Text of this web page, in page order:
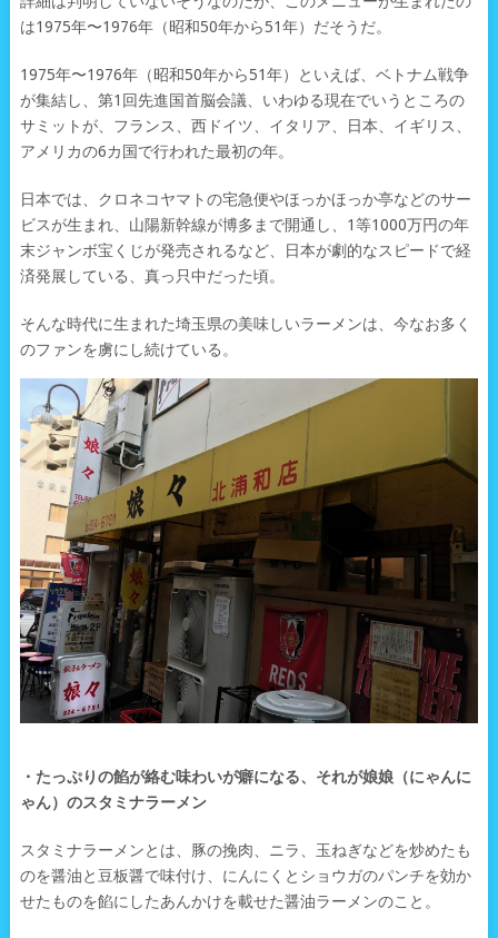
は1975年〜1976年（昭和50年から51年）だそうだ。
1975年〜1976年（昭和50年から51年）といえば、ベトナム戦争
が集結し、第1回先進国首脳会議、いわゆる現在でいうところの
サミットが、フランス、西ドイツ、イタリア、日本、イギリス、
アメリカの6カ国で行われた最初の年。
日本では、クロネコヤマトの宅急便やほっかほっか亭などのサー
ビスが生まれ、山陽新幹線が博多まで開通し、1等1000万円の年
末ジャンボ宝くじが発売されるなど、日本が劇的なスピードで経
済発展している、真っ只中だった頃。
そんな時代に生まれた埼玉県の美味しいラーメンは、今なお多く
のファンを虜にし続けている。
・たっぷりの餡が絡む味わいが癖になる、それが娘娘（にゃんに
ゃん）のスタミナラーメン
スタミナラーメンとは、豚の挽肉、ニラ、玉ねぎなどを炒めたも
のを醤油と豆板醤で味付け、にんにくとショウガのパンチを効か
せたものを餡にしたあんかけを載せた醤油ラーメンのこと。